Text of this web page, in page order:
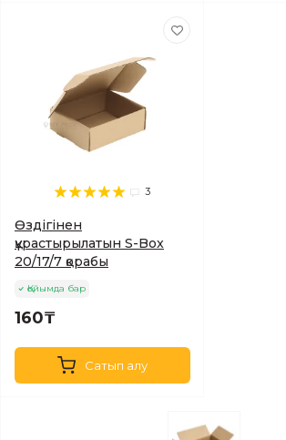
3
Өздігінен
құрастырылатын S-Box
20/17/7 қорабы
Қойымда бар
160₸
Сатып алу